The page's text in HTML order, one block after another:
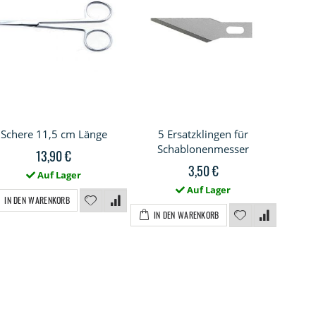
Schere 11,5 cm Länge
13,90 €
Auf Lager
IN DEN WARENKORB
5 Ersatzklingen für
Schablonenmesser
3,50 €
Auf Lager
IN DEN WARENKORB